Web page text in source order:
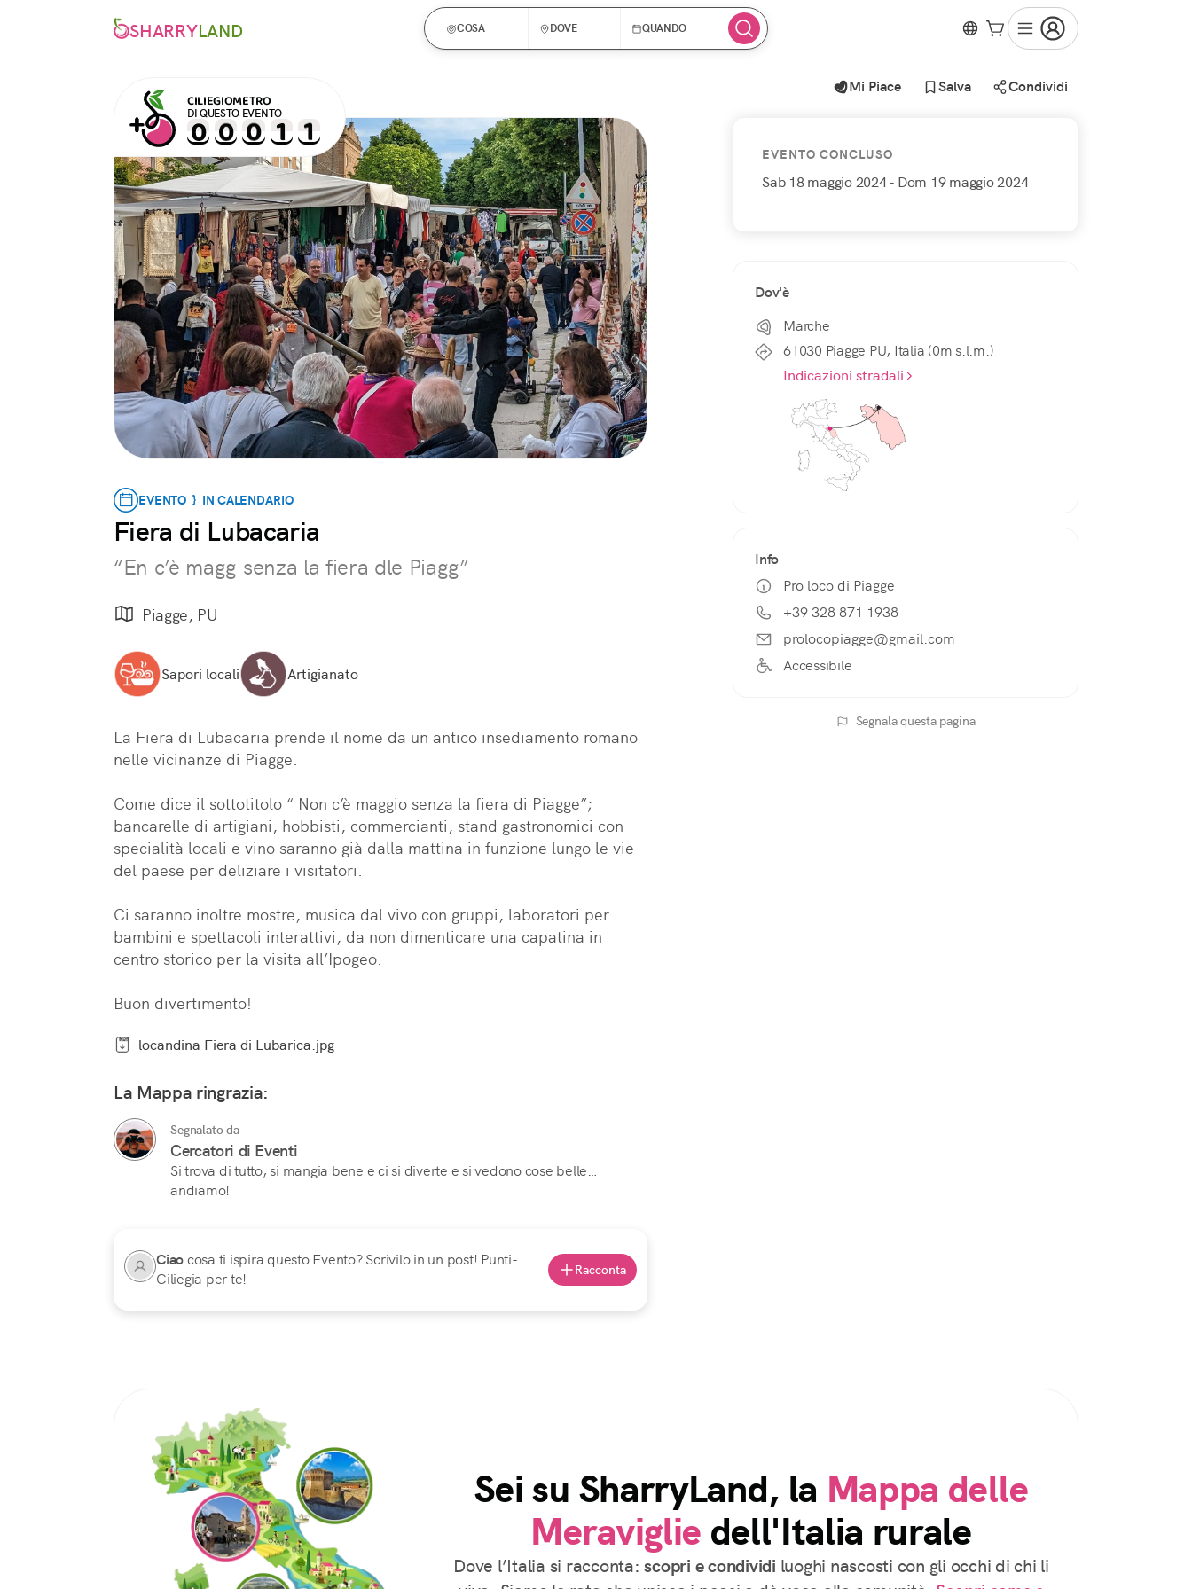
SHARRYLAND COSA DOVE QUANDO
Mi Piace Salva Condividi
CILIEGIOMETRO
DI QUESTO EVENTO
EVENTO } IN CALENDARIO
Fiera di Lubacaria
“En c’è magg senza la fiera dle Piagg”
Piagge, PU
Sapori locali Artigianato
La Fiera di Lubacaria prende il nome da un antico insediamento romano
nelle vicinanze di Piagge.
Come dice il sottotitolo “ Non c’è maggio senza la fiera di Piagge”;
bancarelle di artigiani, hobbisti, commercianti, stand gastronomici con
specialità locali e vino saranno già dalla mattina in funzione lungo le vie
del paese per deliziare i visitatori.
Ci saranno inoltre mostre, musica dal vivo con gruppi, laboratori per
bambini e spettacoli interattivi, da non dimenticare una capatina in
centro storico per la visita all’Ipogeo.
Buon divertimento!
locandina Fiera di Lubarica.jpg
La Mappa ringrazia:
Segnalato da
Cercatori di Eventi
Si trova di tutto, si mangia bene e ci si diverte e si vedono cose belle…
andiamo!
Ciaocosa ti ispira questo Evento? Scrivilo in un post! Punti-
Ciliegia per te!
Racconta
EVENTO CONCLUSO
Sab 18 maggio 2024- Dom 19 maggio 2024
Dov'è
Marche
61030 Piagge PU, Italia (0m s.l.m.)
Indicazioni stradali
Info
Pro loco di Piagge
+39 328 871 1938
prolocopiagge@gmail.com
Accessibile
Segnala questa pagina
Sei su SharryLand, la Mappa delle
Meraviglie dell'Italia rurale
Dove l’Italia si racconta:scopri e condividi luoghi nascosti con gli occhi di chi li